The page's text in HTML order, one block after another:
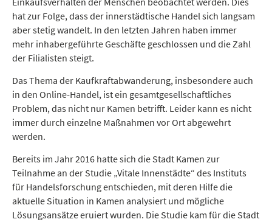
hat zur Folge, dass der innerstädtische Handel sich langsam
aber stetig wandelt. In den letzten Jahren haben immer
mehr inhabergeführte Geschäfte geschlossen und die Zahl
der Filialisten steigt.
Das Thema der Kaufkraftabwanderung, insbesondere auch
in den Online-Handel, ist ein gesamtgesellschaftliches
Problem, das nicht nur Kamen betrifft. Leider kann es nicht
immer durch einzelne Maßnahmen vor Ort abgewehrt
werden.
Bereits im Jahr 2016 hatte sich die Stadt Kamen zur
Teilnahme an der Studie „Vitale Innenstädte“ des Instituts
für Handelsforschung entschieden, mit deren Hilfe die
aktuelle Situation in Kamen analysiert und mögliche
Lösungsansätze eruiert wurden. Die Studie kam für die Stadt